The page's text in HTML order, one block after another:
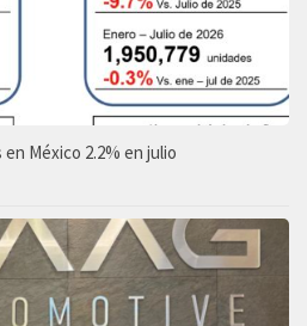
México 2.2% en julio